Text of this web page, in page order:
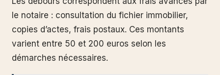
le notaire : consultation du fichier immobilier,
copies d’actes, frais postaux. Ces montants
varient entre 50 et 200 euros selon les
démarches nécessaires.